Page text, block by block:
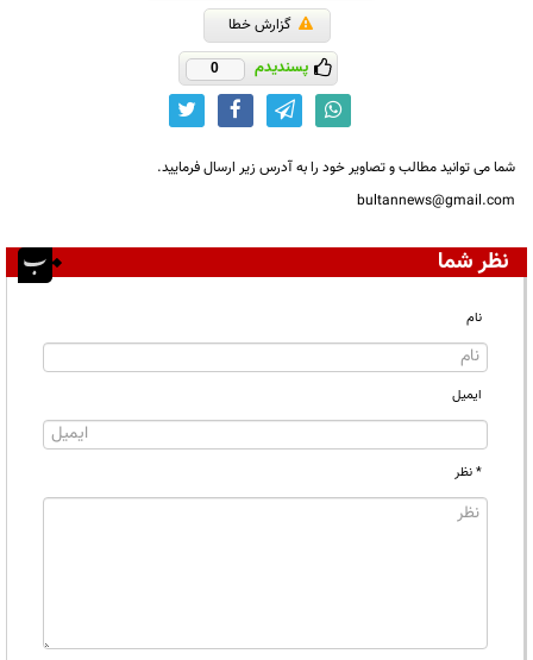
گزارش خطا
پسندیدم 0
شما می توانید مطالب و تصاویر خود را به آدرس زیر ارسال فرمایید.
bultannews@gmail.com
نظر شما
نام
ایمیل
* نظر